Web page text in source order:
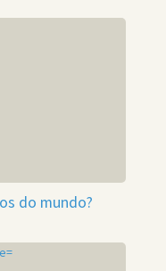
do mundo?